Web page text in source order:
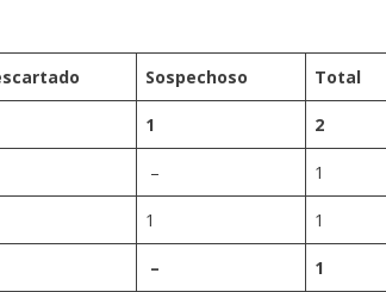
Sospechoso Total
1 2
– 1
1 1
– 1